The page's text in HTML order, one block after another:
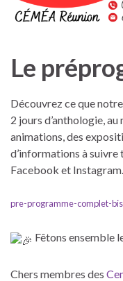
Le
Découvrez ce que
2 jours d’anthologie, au
animations, des
d’informations à
Facebook et Instagram.
pre-programme-complet-
Fêtons ensemble
Chers membres des